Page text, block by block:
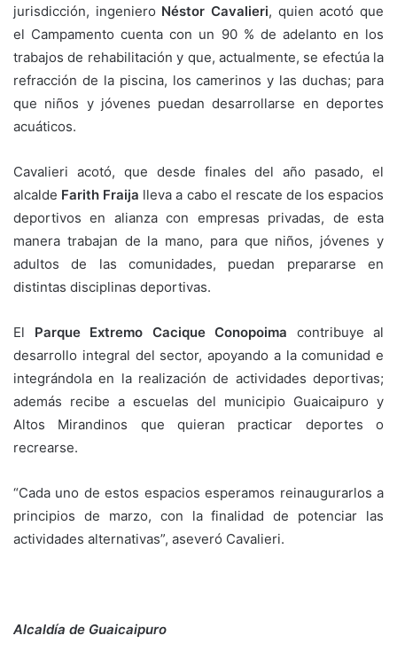
jurisdicción, ingeniero Néstor Cavalieri, quien acotó que
el Campamento cuenta con un 90 % de adelanto en los
trabajos de rehabilitación y que, actualmente, se efectúa la
refracción de la piscina, los camerinos y las duchas; para
que niños y jóvenes puedan desarrollarse en deportes
acuáticos.
Cavalieri acotó, que desde finales del año pasado, el
alcalde Farith Fraija lleva a cabo el rescate de los espacios
deportivos en alianza con empresas privadas, de esta
manera trabajan de la mano, para que niños, jóvenes y
adultos de las comunidades, puedan prepararse en
distintas disciplinas deportivas.
El Parque Extremo Cacique Conopoima contribuye al
desarrollo integral del sector, apoyando a la comunidad e
integrándola en la realización de actividades deportivas;
además recibe a escuelas del municipio Guaicaipuro y
Altos Mirandinos que quieran practicar deportes o
recrearse.
“Cada uno de estos espacios esperamos reinaugurarlos a
principios de marzo, con la finalidad de potenciar las
actividades alternativas”, aseveró Cavalieri.
Alcaldía de Guaicaipuro